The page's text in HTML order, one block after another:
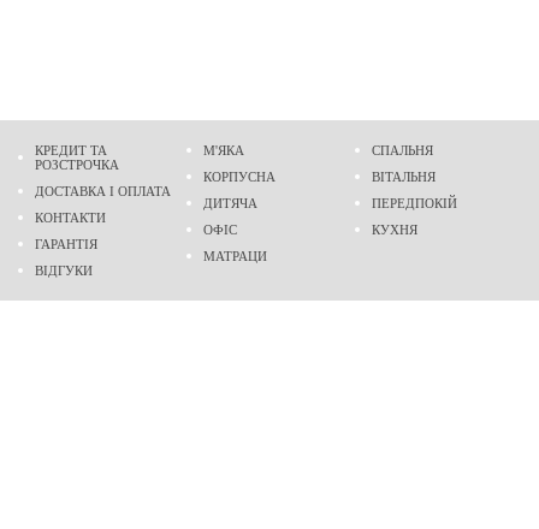
КРЕДИТ ТА
РОЗСТРОЧКА
ДОСТАВКА І ОПЛАТА
КОНТАКТИ
ГАРАНТІЯ
ВІДГУКИ
М'ЯКА
КОРПУСНА
ДИТЯЧА
ОФІС
МАТРАЦИ
СПАЛЬНЯ
ВІТАЛЬНЯ
ПЕРЕДПОКІЙ
КУХНЯ